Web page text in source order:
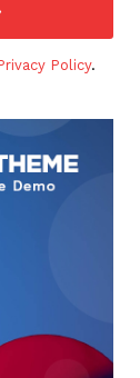
Policy.